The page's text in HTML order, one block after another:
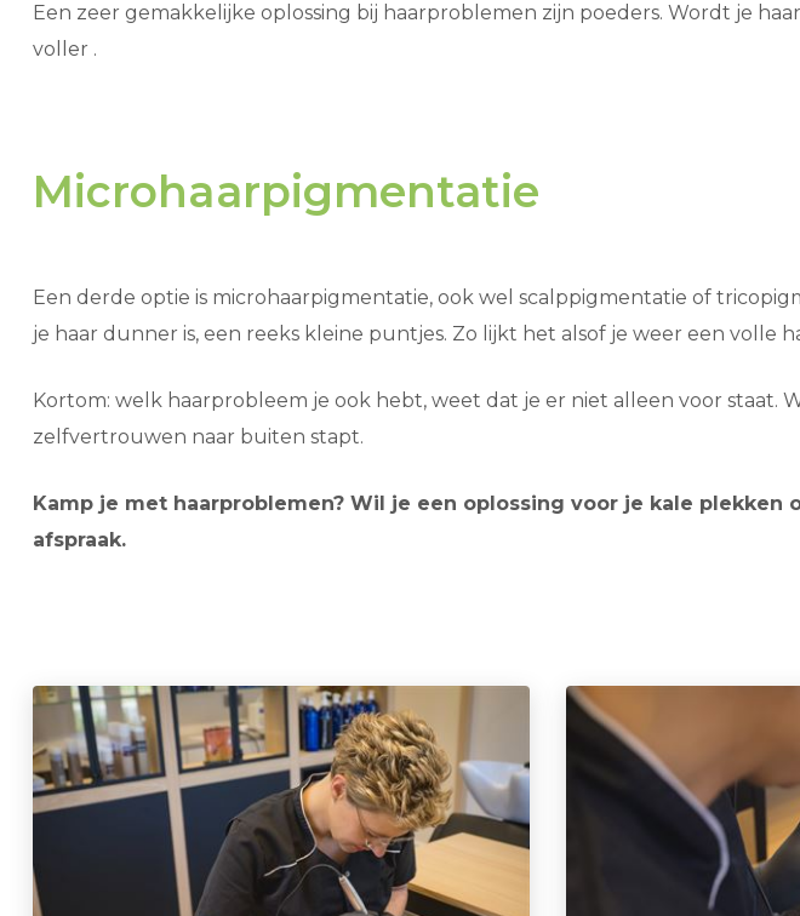
Een zeer gemakkelijke oplossing bij haarproblemen zijn poeders. Wordt je
voller .
Microhaarpigmentatie
Een derde optie is microhaarpigmentatie, ook wel scalppigmentatie of
je haar dunner is, een reeks kleine puntjes. Zo lijkt het alsof je weer een
Kortom: welk haarprobleem je ook hebt, weet dat je er niet alleen voor staat.
zelfvertrouwen naar buiten stapt.
Kamp je met haarproblemen? Wil je een oplossing voor je kale plekken
afspraak.